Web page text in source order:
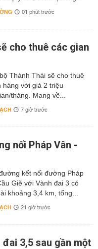
01 phút trước
cho thuê các gian
Thành Thái sẽ cho thuê
hàng với giá 2 triệu
tháng. Mang về...
7 giờ trước
nối Pháp Vân -
kết nối đường Pháp
Giẽ với Vành đai 3 có
khoảng 3,4 km, tổng...
21 giờ trước
3,5 sau gần một